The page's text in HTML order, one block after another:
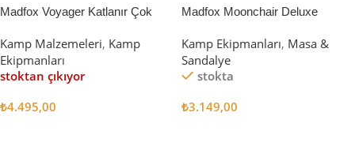
Madfox Voyager Katlanır Çok
[Vagon] BLACK
Kamp Malzemeleri, Kamp
Ekipmanları
stoktan çıkıyor
₺4.495,00
Madfox Moonchair Deluxe
Siyah/Gri
Kamp Ekipmanları, Masa &
Sandalye
stokta
₺3.149,00